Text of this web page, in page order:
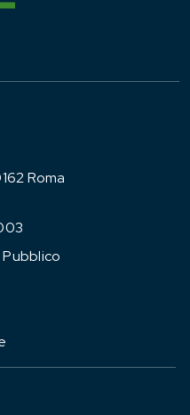
esterno)
(link esterno)
Roma
Pubblico